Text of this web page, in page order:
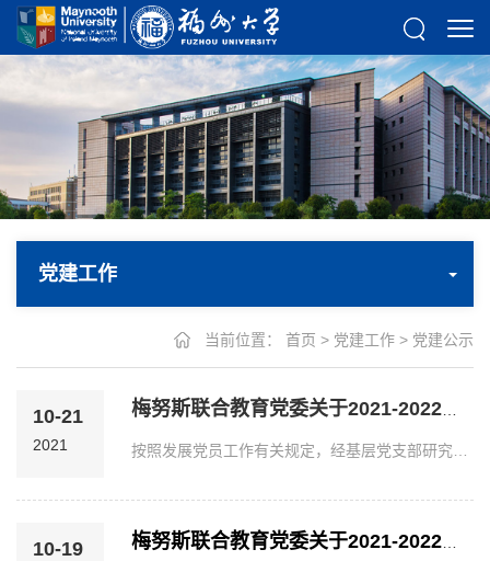
党建工作
当前位置： 首页 > 党建工作 > 党建公示
10-21
2021
10-19